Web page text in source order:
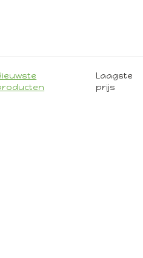
Laagste
prijs